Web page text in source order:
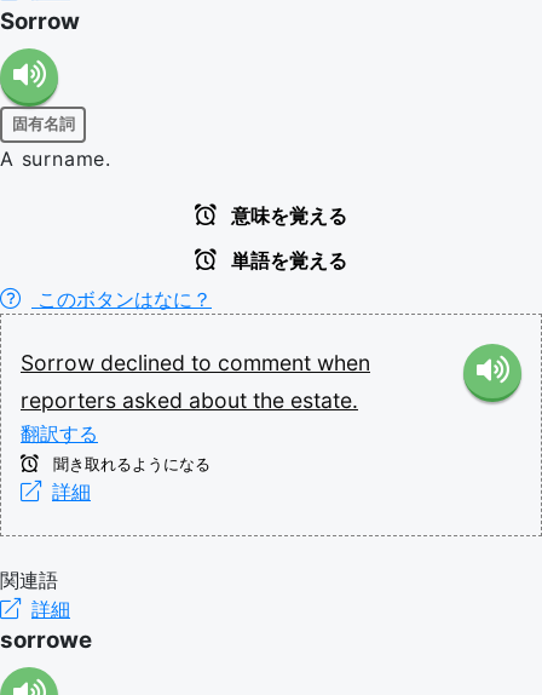
Sorrow
固有名詞
A surname.
意味を覚える
単語を覚える
このボタンはなに？
Sorrow declined to comment when
reporters asked about the estate.
翻訳する
聞き取れるようになる
詳細
関連語
詳細
sorrowe